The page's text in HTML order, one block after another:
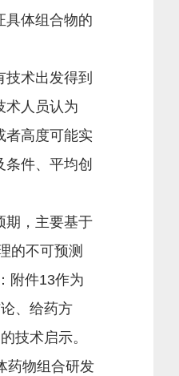
具体组合物的
术出发得到
术人员认为
者高度可能实
件、平均创
，主要基于
的不可预测
附件13作为
、给药方
技术启示。
药物组合研发